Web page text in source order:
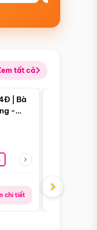
tất cả
nổi bật
| Bà
-
chi tiết
Giá từ:
›